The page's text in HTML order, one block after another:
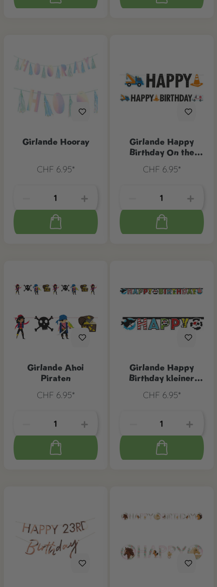
Girlande Hooray
CHF 6.95*
Girlande Happy
Birthday On the
CHF 6.95*
Girlande Ahoi
Piraten
CHF 6.95*
Girlande Happy
Birthday kleiner
CHF 6.95*